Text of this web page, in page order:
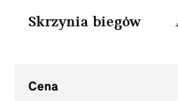
Skrzynia biegów
Cena